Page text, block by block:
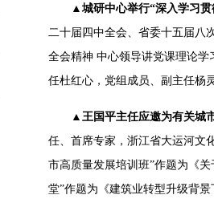
▲城研中心举行“深入学习贯
二十届四中全会、省委十五届八
全会精神 中心领导讲党课理论
任杜红心，党组成员、副主任杨
▲王国平主任应邀为有关城
任、首席专家，浙江省大运河文
市高质量发展培训班”作题为《
堂”作题为《建筑业转型升级背